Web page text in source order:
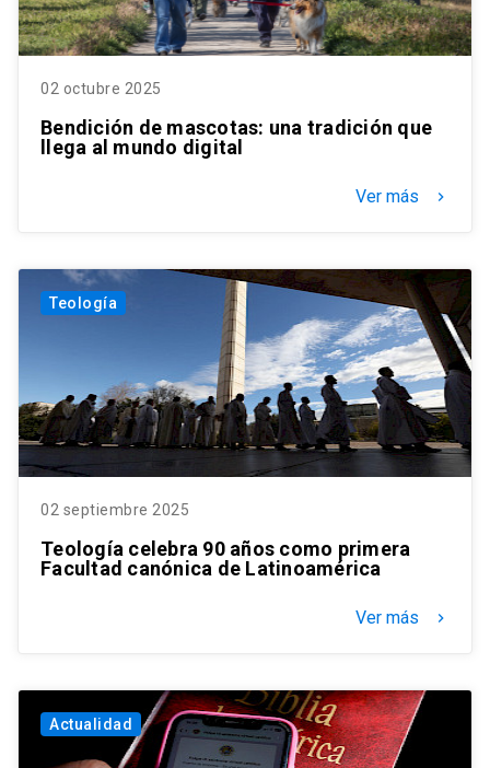
02 octubre 2025
Bendición de mascotas: una tradición que
llega al mundo digital
Ver más keyboard_arrow_right
Teología
02 septiembre 2025
Teología celebra 90 años como primera
Facultad canónica de Latinoamérica
Ver más keyboard_arrow_right
Actualidad